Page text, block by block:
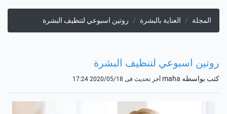
المجلة العناية بالبشرة روتين اسبوعي لتنظيف البشرة
روتين اسبوعي لتنظيف البشرة
كتب بواسطه maha أخر تحديث فى 2020/05/18 17:24